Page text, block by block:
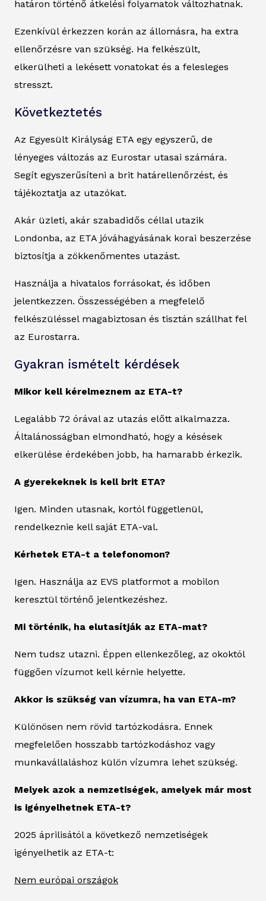
határon történő átkelési folyamatok változhatnak.
Ezenkívül érkezzen korán az állomásra, ha extra
ellenőrzésre van szükség. Ha felkészült,
elkerülheti a lekésett vonatokat és a felesleges
stresszt.
Következtetés
Az Egyesült Királyság ETA egy egyszerű, de
lényeges változás az Eurostar utasai számára.
Segít egyszerűsíteni a brit határellenőrzést, és
tájékoztatja az utazókat.
Akár üzleti, akár szabadidős céllal utazik
Londonba, az ETA jóváhagyásának korai beszerzése
biztosítja a zökkenőmentes utazást.
Használja a hivatalos forrásokat, és időben
jelentkezzen. Összességében a megfelelő
felkészüléssel magabiztosan és tisztán szállhat fel
az Eurostarra.
Gyakran ismételt kérdések
Mikor kell kérelmeznem az ETA-t?
Legalább 72 órával az utazás előtt alkalmazza.
Általánosságban elmondható, hogy a késések
elkerülése érdekében jobb, ha hamarabb érkezik.
A gyerekeknek is kell brit ETA?
Igen. Minden utasnak, kortól függetlenül,
rendelkeznie kell saját ETA-val.
Kérhetek ETA-t a telefonomon?
Igen. Használja az EVS platformot a mobilon
keresztül történő jelentkezéshez.
Mi történik, ha elutasítják az ETA-mat?
Nem tudsz utazni. Éppen ellenkezőleg, az okoktól
függően vízumot kell kérnie helyette.
Akkor is szükség van vízumra, ha van ETA-m?
Különösen nem rövid tartózkodásra. Ennek
megfelelően hosszabb tartózkodáshoz vagy
munkavállaláshoz külön vízumra lehet szükség.
Melyek azok a nemzetiségek, amelyek már most
is igényelhetnek ETA-t?
2025 áprilisától a következő nemzetiségek
igényelhetik az ETA-t:
Nem európai országok